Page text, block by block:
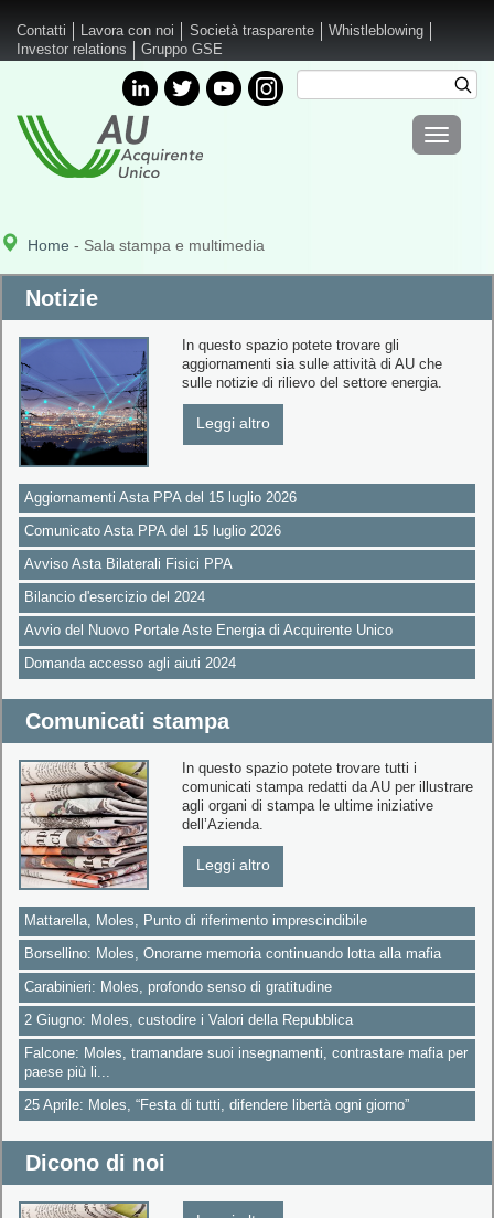
Contatti
Lavora con noi Società trasparente
Whistleblowing
Investor relations
Gruppo GSE
Form di
Toggle
Home - Sala stampa e multimedia
Notizie
In questo spazio potete trovare gli
aggiornamenti sia sulle attività di AU che
sulle notizie di rilievo del settore energia.
Leggi altro
Aggiornamenti Asta PPA del 15 luglio 2026
Comunicato Asta PPA del 15 luglio 2026
Avviso Asta Bilaterali Fisici PPA
Bilancio d'esercizio del 2024
Avvio del Nuovo Portale Aste Energia di Acquirente Unico
Domanda accesso agli aiuti 2024
Comunicati stampa
In questo spazio potete trovare tutti i
comunicati stampa redatti da AU per illustrare
agli organi di stampa le ultime iniziative
dell’Azienda.
Leggi altro
Mattarella, Moles, Punto di riferimento imprescindibile
Borsellino: Moles, Onorarne memoria continuando lotta alla mafia
Carabinieri: Moles, profondo senso di gratitudine
2 Giugno: Moles, custodire i Valori della Repubblica
Falcone: Moles, tramandare suoi insegnamenti, contrastare mafia per
paese più li...
25 Aprile: Moles, “Festa di tutti, difendere libertà ogni giorno”
Dicono di noi